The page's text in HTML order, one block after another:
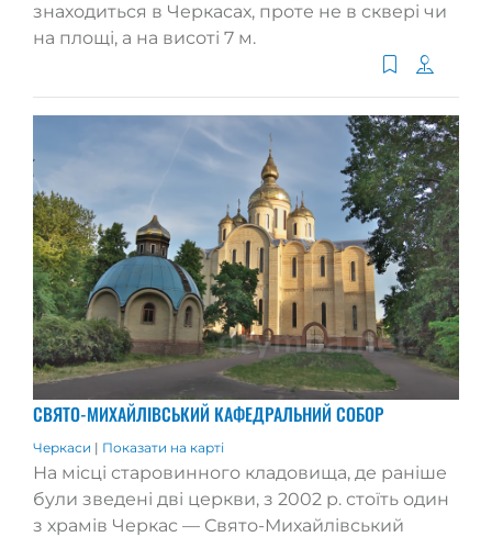
знаходиться в Черкасах, проте не в сквері чи
на площі, а на висоті 7 м.
СВЯТО-МИХАЙЛІВСЬКИЙ КАФЕДРАЛЬНИЙ СОБОР
Черкаси | Показати на карті
На місці старовинного кладовища, де раніше
були зведені дві церкви, з 2002 р. стоїть один
з храмів Черкас — Свято-Михайлівський